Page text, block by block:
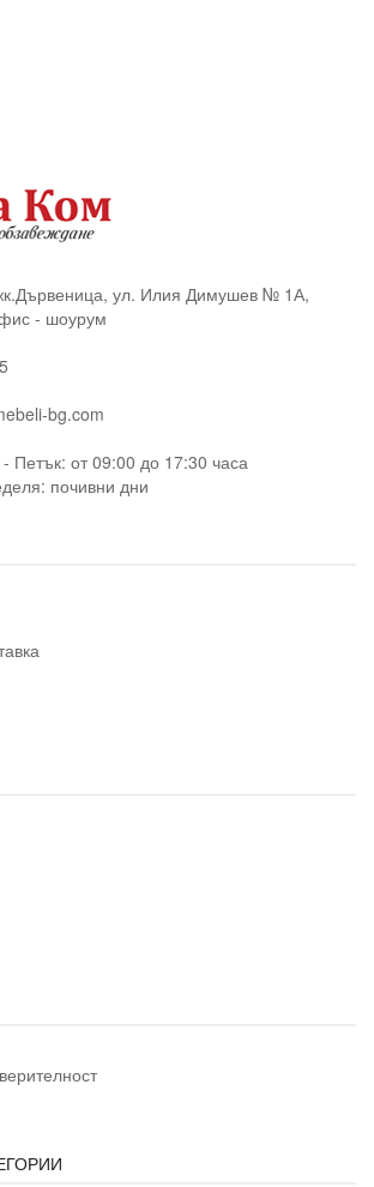
ул. Илия Димушев № 1А,
- шоурум
bg.com
Петък: от 09:00 до 17:30 часа
почивни дни